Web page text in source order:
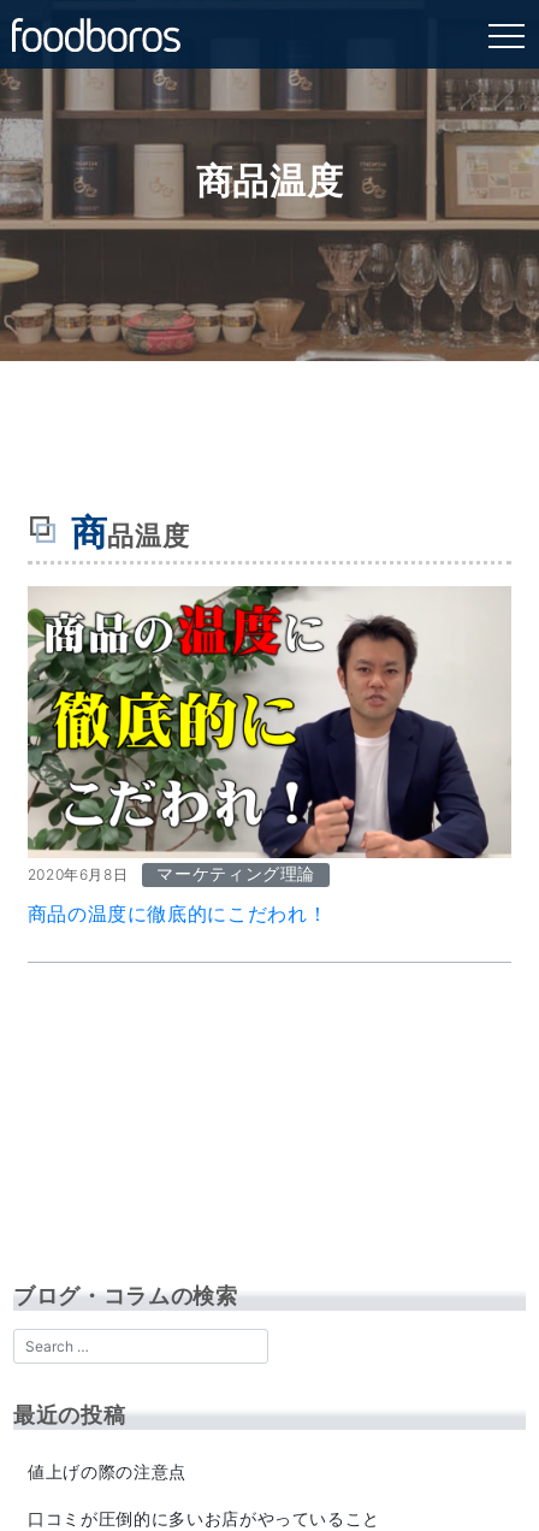
Skip
to
content
商品温度
商品温度
2020年6月8日 マーケティング理論
商品の温度に徹底的にこだわれ！
ブログ・コラムの検索
最近の投稿
値上げの際の注意点
口コミが圧倒的に多いお店がやっていること